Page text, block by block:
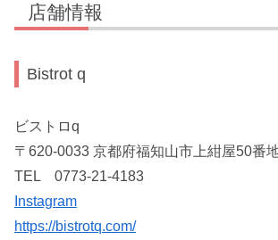
店舗情報
Bistrot q
ビストロq
〒620-0033 京都府福知山市上紺屋50番
TEL 0773-21-4183
Instagram
https://bistrotq.com/